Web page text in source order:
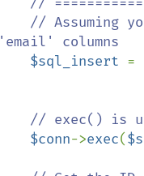
'email' columns
$sql_insert =
// exec() is
$conn->exec(